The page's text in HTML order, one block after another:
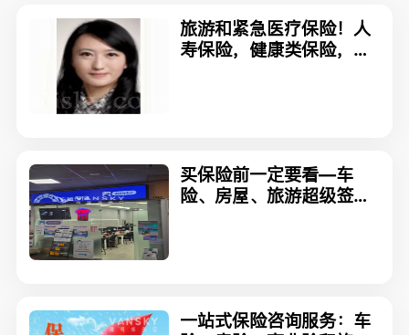
旅游和紧急医疗保险！人
寿保险，健康类保险，员
买保险前一定要看—车
险、房屋、旅游超级签
一站式保险咨询服务：车